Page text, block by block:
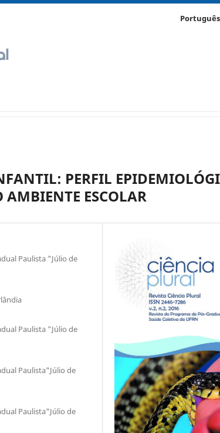
Português
PERFIL
AMBIENTE ESCOLAR
Paulista "Júlio de
Paulista "Júlio de
Paulista"Júlio de
Paulista"Júlio de